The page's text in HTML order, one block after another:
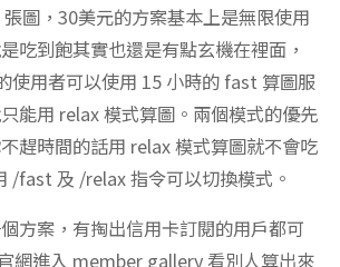
圖，30美元的方案基本上是無限使用
吃到飽其實也還是有點玄機在裡面，
使用者可以使用 15 小時的 fast 算圖服
能用 relax 模式算圖。兩個模式的優先
趕時間的話用 relax 模式算圖就不會吃
/fast 及 /relax 指令可以切換模式。
方案，有掏出信用卡訂閱的用戶都可
網進入 member gallery 看別人算出來